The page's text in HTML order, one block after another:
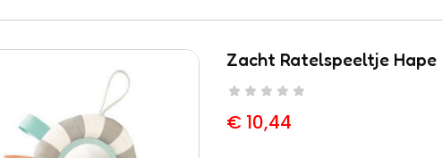
Zacht Ratelspeeltje Hape
€10,44